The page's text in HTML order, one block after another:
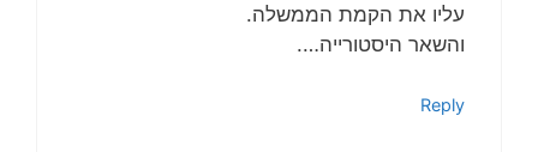
עליו את הקמת הממשלה.
והשאר היסטורייה….
Reply